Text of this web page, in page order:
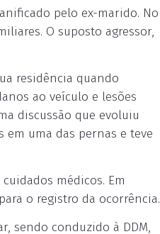
pelo ex-marido. No
O suposto agressor,
residência quando
ao veículo e lesões
discussão que evoluiu
em uma das pernas e teve
médicos. Em
o registro da ocorrência.
sendo conduzido à DDM,